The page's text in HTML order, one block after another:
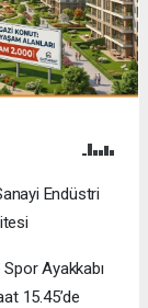
Endüstri
Ayakkabı
15.45’de